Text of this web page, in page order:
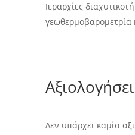
Ιεραρχίες
γεωθερμοβαρομετρία
Δεν υπάρχει καμία